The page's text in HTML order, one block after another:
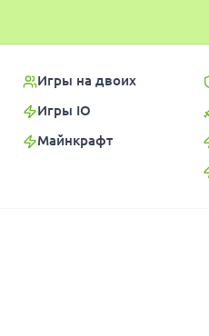
Игры на двоих
Игры IO
Майнкрафт